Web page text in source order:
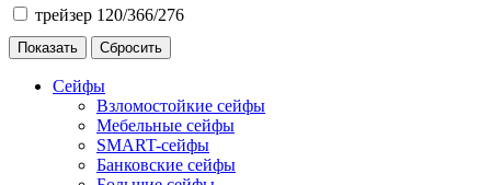
трейзер 120/366/276
Сейфы
Взломостойкие сейфы
Мебельные сейфы
SMART-сейфы
Банковские сейфы